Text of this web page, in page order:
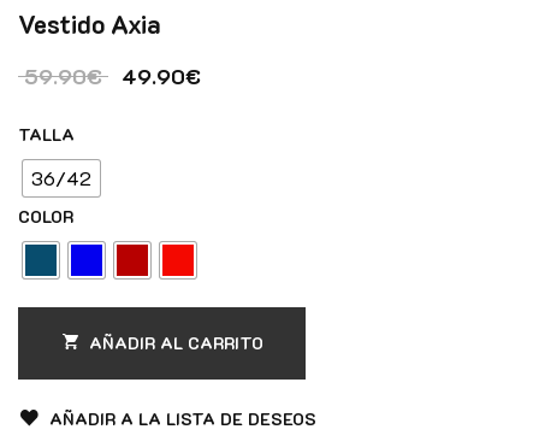
Vestido Axia
59.90€ El precio original era: 59.90€.
49.90€El precio actual es: 49.90€.
TALLA
36/42
COLOR
AÑADIR AL CARRITO
AÑADIR A LA LISTA DE DESEOS